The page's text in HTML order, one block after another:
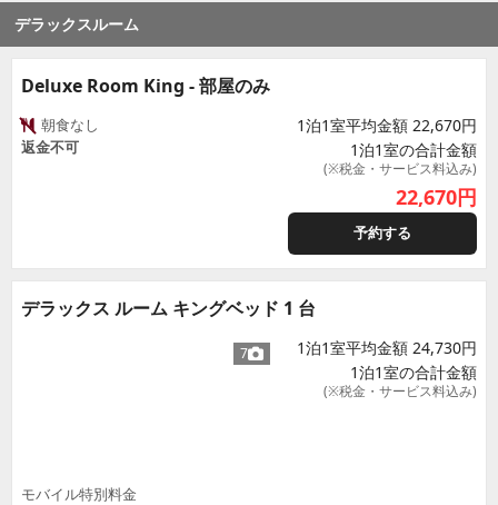
デラックスルーム
Deluxe Room King - 部屋のみ
朝食なし
返金不可
1泊1室平均金額 22,670円
1泊1室の合計金額
(※税金・サービス料込み)
22,670円
予約する
デラックス ルーム キングベッド 1 台
7
モバイル特別料金
1泊1室平均金額 24,730円
1泊1室の合計金額
(※税金・サービス料込み)